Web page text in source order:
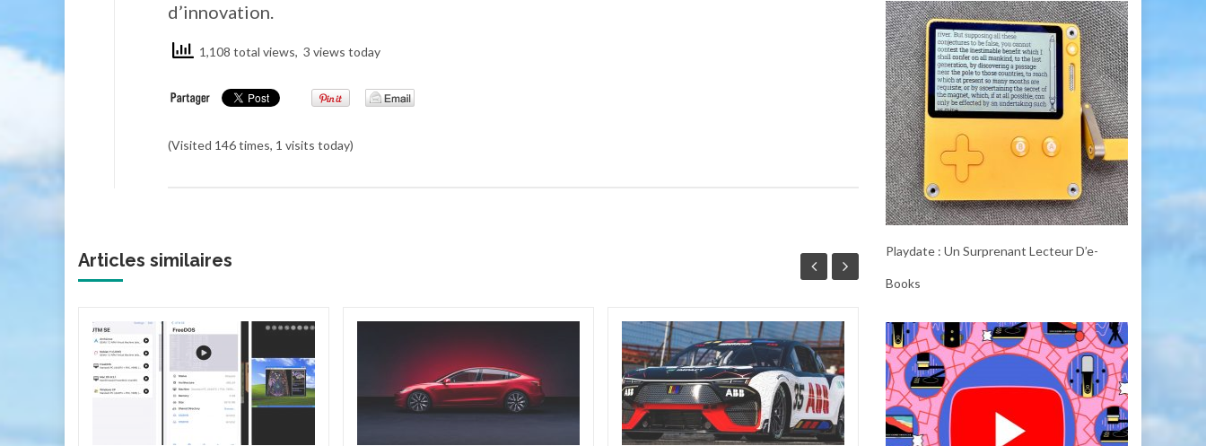
d’innovation.
1,108 total views, 3 views today
(Visited 146 times, 1 visits today)
Articles similaires
07
JUL
GE Profile Opal Ultra
2.0 : Un Producteur
de Glace Inutile
mais Irrésistible
Certains gadgets pour la
Playdate : Un Surprenant Lecteur D’e-
Books